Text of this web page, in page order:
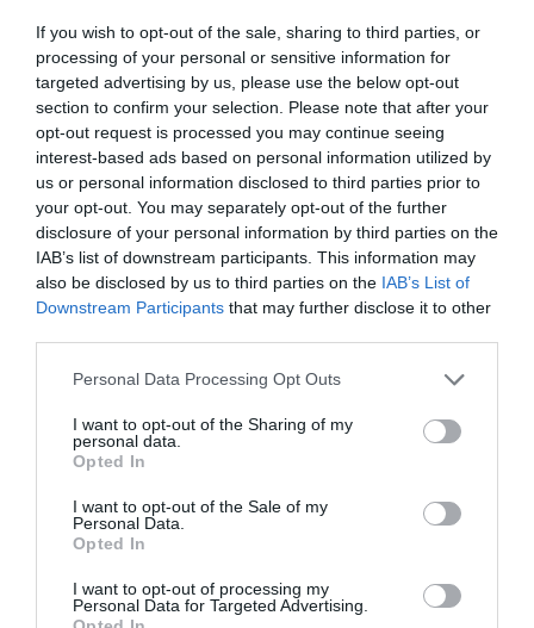
If you wish to opt-out of the sale, sharing to third parties, or
processing of your personal or sensitive information for
targeted advertising by us, please use the below opt-out
section to confirm your selection. Please note that after your
opt-out request is processed you may continue seeing
interest-based ads based on personal information utilized by
us or personal information disclosed to third parties prior to
your opt-out. You may separately opt-out of the further
disclosure of your personal information by third parties on the
IAB’s list of downstream participants. This information may
also be disclosed by us to third parties on the IAB’s List of
Downstream Participants that may further disclose it to other
Personal Data Processing Opt Outs
I want to opt-out of the Sharing of my
personal data.
Opted In
I want to opt-out of the Sale of my
Personal Data.
Opted In
I want to opt-out of processing my
Personal Data for Targeted Advertising.
SUP & KAYAK σε super ΠΡΟΣΦΟΡΕΣ, από την
EVAL!
SUP & KAYAK σε SUPER ΠΡΟΣΦΟΡΕΣ, από την EVAL! Για εσάς
που αγαπάτε τη θάλασσα και τη διασκέδαση! Αποκτήστε
σήμερα ένα «sit on top» KAYAK με πλατοκάθισμα, καταπακτή
για επιπλέον αποθηκευτικό χώρο, κάλυμμα διχτυού στο πίσω
μέρος και χώρο αποθήκευσης με ελαστικά σχοινιά.
Κατασκευασμένο από πολυαιθυλένιο υψηλής πυκνότητας.
Περιλαμβάνει λαβές, τάπα αποστράγγισης, ροδάκι μεταφοράς,
κάθισμα-πλάτη […]